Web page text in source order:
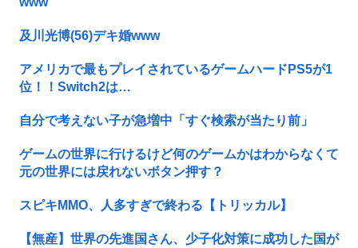
及川光博(56)デキ婚www
アメリカで最もプレイされているゲームハードPS5が1
位！！Switch2は…
自分で考えない子が急増中「すぐ検索が当たり前」
ゲームの世界に行けるけど何のゲームかはわからなくて
元の世界には戻れないボタン押す？
スピキMMO、人多すぎで終わる【トリッカル】
【無産】世界の先進国さん、少子化対策に成功した国が